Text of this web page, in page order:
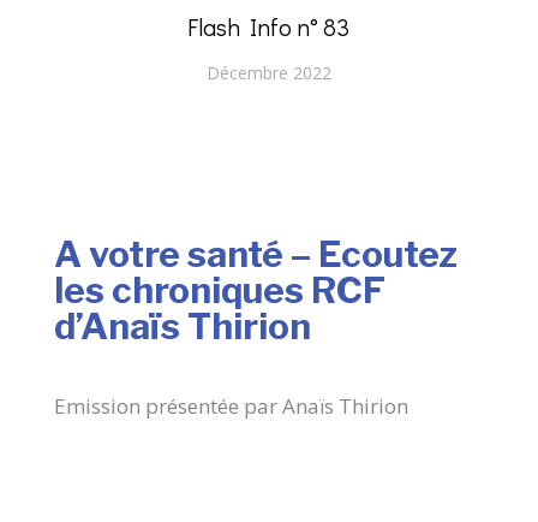
Flash Info n° 83
Décembre 2022
A votre santé – Ecoutez
les chroniques RCF
d’Anaïs Thirion
Emission présentée par Anaïs Thirion